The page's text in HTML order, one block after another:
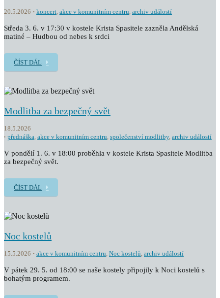
20.5.2026 koncert, akce v komunitním centru, archiv událostí
Středa 3. 6. v 17:30 v kostele Krista Spasitele zazněla Andělská
matiné – Hudbou od nebes k srdci
ČÍST DÁL
Modlitba za bezpečný svět
18.5.2026
přednáška, akce v komunitním centru, společenství modlitby, archiv událostí
V pondělí 1. 6. v 18:00 proběhla v kostele Krista Spasitele Modlitba
za bezpečný svět.
ČÍST DÁL
Noc kostelů
15.5.2026 akce v komunitním centru, Noc kostelů, archiv událostí
V pátek 29. 5. od 18:00 se naše kostely připojily k Noci kostelů s
bohatým programem.